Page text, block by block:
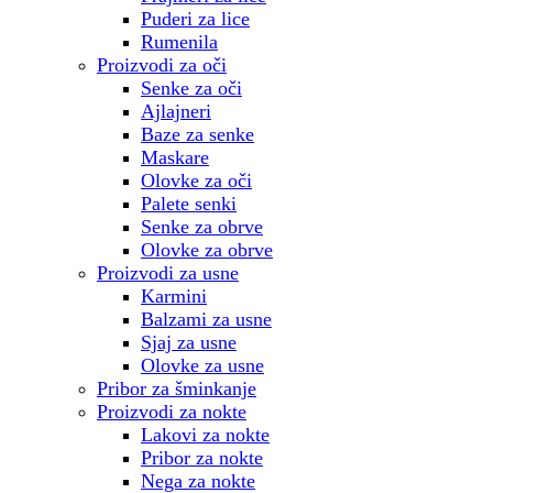
Puderi za lice
Rumenila
Proizvodi za oči
Senke za oči
Ajlajneri
Baze za senke
Maskare
Olovke za oči
Palete senki
Senke za obrve
Olovke za obrve
Proizvodi za usne
Karmini
Balzami za usne
Sjaj za usne
Olovke za usne
Pribor za šminkanje
Proizvodi za nokte
Lakovi za nokte
Pribor za nokte
Nega za nokte